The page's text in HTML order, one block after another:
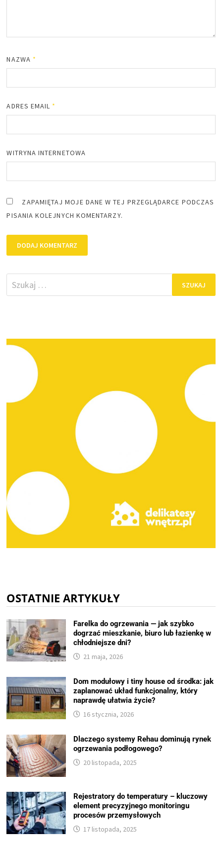
NAZWA *
ADRES EMAIL *
WITRYNA INTERNETOWA
ZAPAMIĘTAJ MOJE DANE W TEJ PRZEGLĄDARCE PODCZAS
PISANIA KOLEJNYCH KOMENTARZY.
Szukaj:
OSTATNIE ARTYKUŁY
Farelka do ogrzewania — jak szybko
dogrzać mieszkanie, biuro lub łazienkę w
chłodniejsze dni?
21 maja, 2026
Dom modułowy i tiny house od środka: jak
zaplanować układ funkcjonalny, który
naprawdę ułatwia życie?
16 stycznia, 2026
Dlaczego systemy Rehau dominują rynek
ogrzewania podłogowego?
20 listopada, 2025
Rejestratory do temperatury – kluczowy
element precyzyjnego monitoringu
procesów przemysłowych
17 listopada, 2025